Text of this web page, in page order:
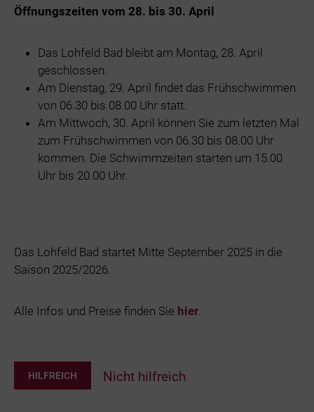
Öffnungszeiten vom 28. bis 30. April
Das Lohfeld Bad bleibt am Montag, 28. April
geschlossen.
Am Dienstag, 29. April findet das Frühschwimmen
von 06.30 bis 08.00 Uhr statt.
Am Mittwoch, 30. April können Sie zum letzten Mal
zum Frühschwimmen von 06.30 bis 08.00 Uhr
kommen. Die Schwimmzeiten starten um 15.00
Uhr bis 20.00 Uhr.
Das Lohfeld Bad startet Mitte September 2025 in die
Saison 2025/2026.
Alle Infos und Preise finden Sie hier.
HILFREICH Nicht hilfreich